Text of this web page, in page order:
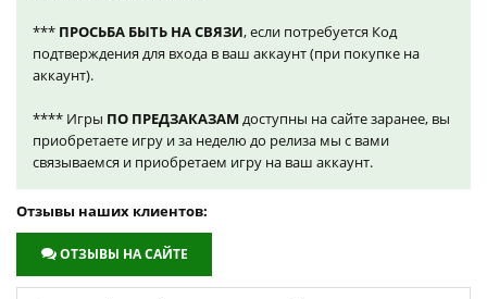
*** ПРОСЬБА БЫТЬ НА СВЯЗИ, если потребуется Код
подтверждения для входа в ваш аккаунт (при покупке на
аккаунт).
**** Игры ПО ПРЕДЗАКАЗАМ доступны на сайте заранее, вы
приобретаете игру и за неделю до релиза мы с вами
связываемся и приобретаем игру на ваш аккаунт.
Отзывы наших клиентов:
ОТЗЫВЫ НА САЙТЕ